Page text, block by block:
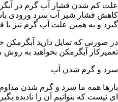
علت کم شدن فشار آب گرم در
کاهش فشار شیر آب سرد ورودی
گیرد و به همین علت آب گرم نیز
در صورتی که تمایل دارید آبگرمکن
تعمیرکار آبگرمکن بخواهید به
سرد و گرم شدن آب
بارها همه ما سرد و گرم شدن
ای نیست که بتوانیم آن را نادیده